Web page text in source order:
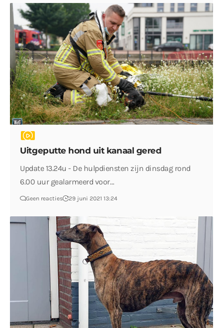
Uitgeputte hond uit kanaal gered
Update 13.24u - De hulpdiensten zijn dinsdag rond
6.00 uur gealarmeerd voor…
Geen reacties 29 juni 2021 13:24